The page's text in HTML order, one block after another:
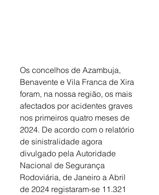
Os concelhos de Azambuja,
Benavente e Vila Franca de Xira
foram, na nossa região, os mais
afectados por acidentes graves
nos primeiros quatro meses de
2024. De acordo com o relatório
de sinistralidade agora
divulgado pela Autoridade
Nacional de Segurança
Rodoviária, de Janeiro a Abril
de 2024 registaram-se 11.321